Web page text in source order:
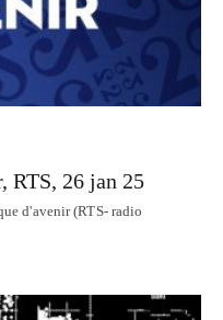
RTS, 26 jan 25
d'avenir (RTS- radio